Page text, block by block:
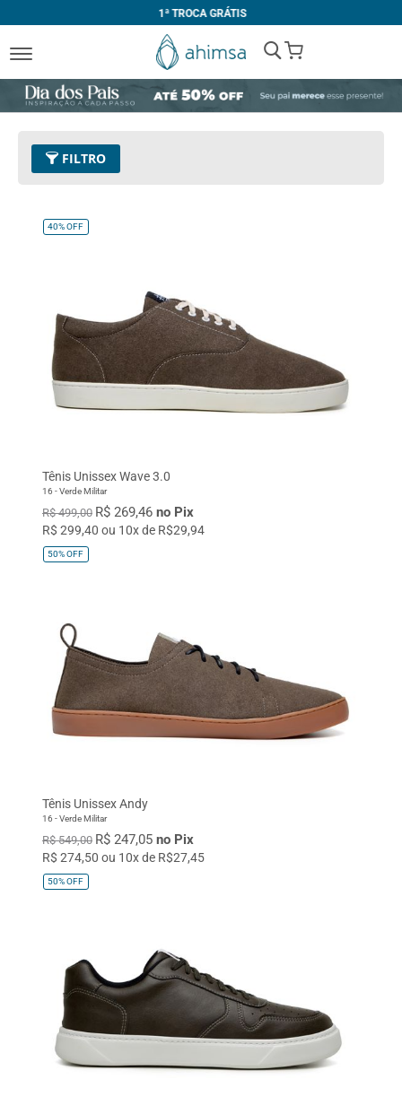
1ª TROCA GRÁTIS
My Cart
FILTRO
Tamanho
PREÇO
R$ 270,00-
R$ 279,99
R$ 290,00
e acima
40%OFF
Tênis Unissex Wave 3.0
16 - Verde Militar
R$ 499,00 R$ 269,46 no Pix
R$ 299,40 ou 10x de R$29,94
50%OFF
Tênis Unissex Andy
16 - Verde Militar
R$ 549,00 R$ 247,05 no Pix
R$ 274,50 ou 10x de R$27,45
50%OFF